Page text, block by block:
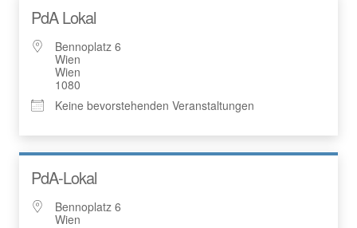
PdA Lokal
Bennoplatz 6
Wien
Wien
1080
Keine bevorstehenden Veranstaltungen
PdA-Lokal
Bennoplatz 6
Wien